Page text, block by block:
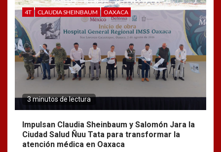
4T CLAUDIA SHEINBAUM OAXACA
3 minutos de lectura
Impulsan Claudia Sheinbaum y Salomón Jara la
Ciudad Salud Ñuu Tata para transformar la
atención médica en Oaxaca